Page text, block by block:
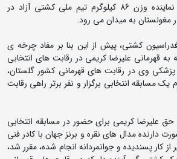
محسن مصطفوی بعنوان نماینده وزن 86 کیلوگرم تیم ملی کشتی آزاد در
مغولستان به میدان می رود.
کشتی، پیش از این بنا بر مفاد چرخه ی
به قهرمانی علیرضا کریمی در رقابت های انتخابی
وی در رقابت های قهرمانی کشور گلستان،
وزن 86 کیلوگرم یک مسابقه انتخابی برگزار و نفر برتر راهی رقابت
حق علیرضا کریمی برای حضور در مسابقه انتخابی
دارنده مدال های نقره و برنز جهان با کادر فنی
کار پسندیده و جوانمردانه انجام شده، مقرر شد،